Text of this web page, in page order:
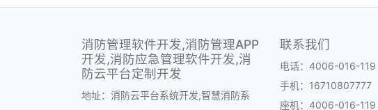
消防管理软件开发,消防管理APP
开发,消防应急管理软件开发,消
防云平台定制开发
地址：消防云平台系统开发,智慧消防系
联系我们
电话：4006-016-119
手机：16710807777
座机：4006-016-119